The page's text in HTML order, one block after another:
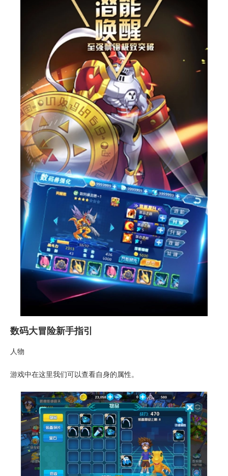
数码大冒险新手指引
人物
游戏中在这里我们可以查看自身的属性。